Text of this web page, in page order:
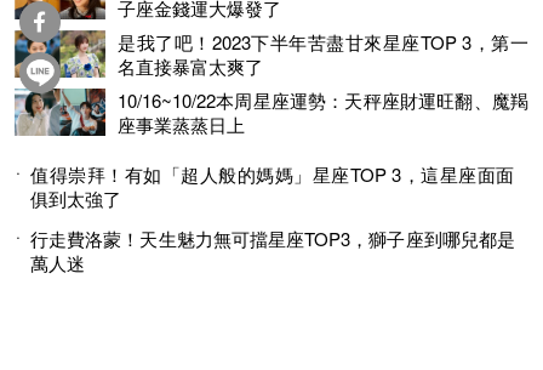
子座金錢運大爆發了
是我了吧！2023下半年苦盡甘來星座TOP 3，第一
名直接暴富太爽了
10/16~10/22本周星座運勢：天秤座財運旺翻、魔羯
座事業蒸蒸日上
值得崇拜！有如「超人般的媽媽」星座TOP 3，這星座面面
俱到太強了
行走費洛蒙！天生魅力無可擋星座TOP3，獅子座到哪兒都是
萬人迷